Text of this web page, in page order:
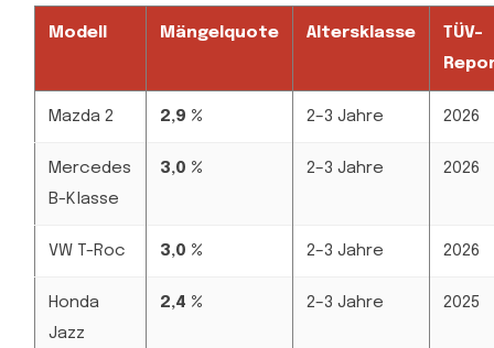
Modell Mängelquote Altersklasse
TÜV-
Mazda 2 2,9 % 2–3 Jahre 2026
Mercedes
B-Klasse
3,0 % 2–3 Jahre 2026
VW T-Roc 3,0 % 2–3 Jahre 2026
Honda
Jazz
2,4 % 2–3 Jahre 2025